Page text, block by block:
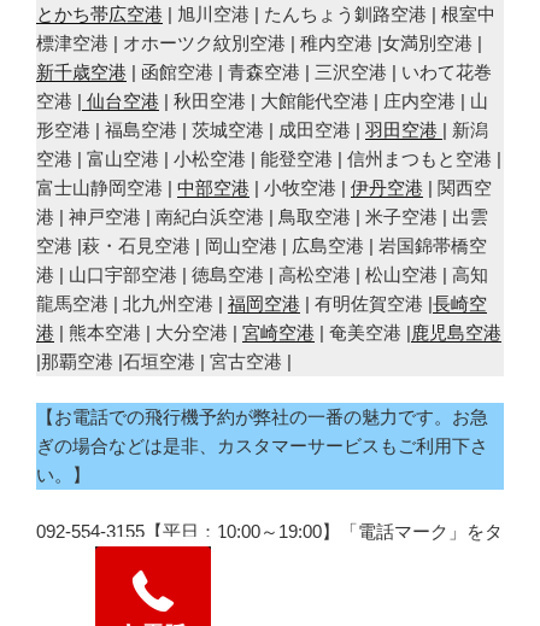
とかち帯広空港 | 旭川空港 | たんちょう釧路空港 | 根室中
標津空港 | オホーツク紋別空港 | 稚内空港 |女満別空港 |
新千歳空港 | 函館空港 | 青森空港 | 三沢空港 | いわて花巻
空港 | 仙台空港 | 秋田空港 | 大館能代空港 | 庄内空港 | 山
形空港 | 福島空港 | 茨城空港 | 成田空港 | 羽田空港 | 新潟
空港 | 富山空港 | 小松空港 | 能登空港 | 信州まつもと空港 |
富士山静岡空港 | 中部空港 | 小牧空港 | 伊丹空港 | 関西空
港 | 神戸空港 | 南紀白浜空港 | 鳥取空港 | 米子空港 | 出雲
空港 |萩・石見空港 | 岡山空港 | 広島空港 | 岩国錦帯橋空
港 | 山口宇部空港 | 徳島空港 | 高松空港 | 松山空港 | 高知
龍馬空港 | 北九州空港 | 福岡空港 | 有明佐賀空港 |長崎空
港 | 熊本空港 | 大分空港 | 宮崎空港 | 奄美空港 |鹿児島空港
|那覇空港 |石垣空港 | 宮古空港 |
【お電話での飛行機予約が弊社の一番の魅力です。お急
ぎの場合などは是非、カスタマーサービスもご利用下さ
い。】
092-554-3155【平日：10:00～19:00】「電話マーク」をタ